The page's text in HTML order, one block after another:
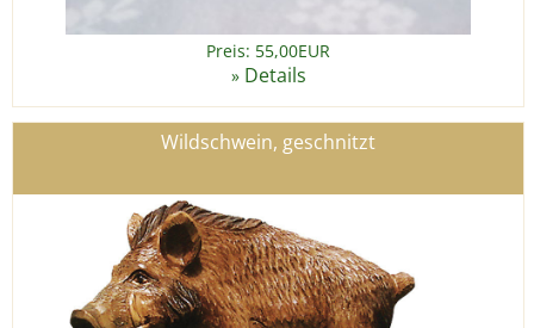
Preis: 55,00EUR
» Details
Wildschwein, geschnitzt